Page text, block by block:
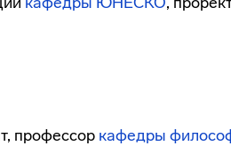
профессор кафедры